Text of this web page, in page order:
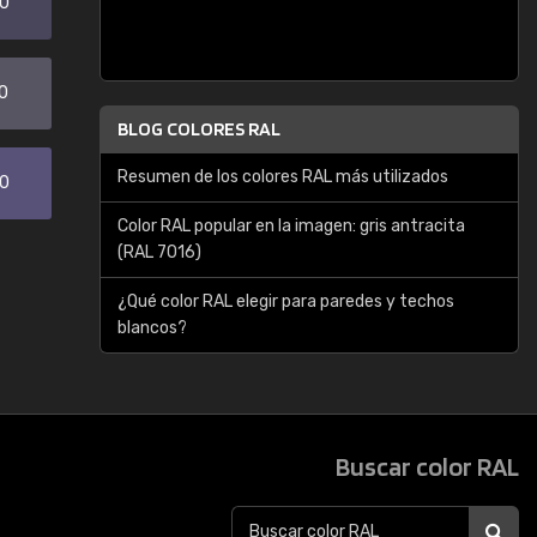
BLOG COLORES RAL
Resumen de los colores RAL más utilizados
Color RAL popular en la imagen: gris antracita
(RAL 7016)
¿Qué color RAL elegir para paredes y techos
blancos?
Buscar color RAL